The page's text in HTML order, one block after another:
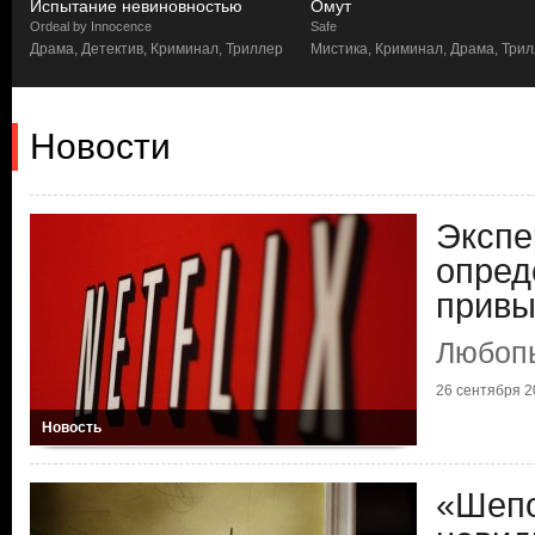
Испытание невиновностью
Ordeal by Innocence
Драма, Детектив, Криминал, Триллер
Омут
Safe
Мистика, Криминал, Драма,
Новости
Новость
26 сентября